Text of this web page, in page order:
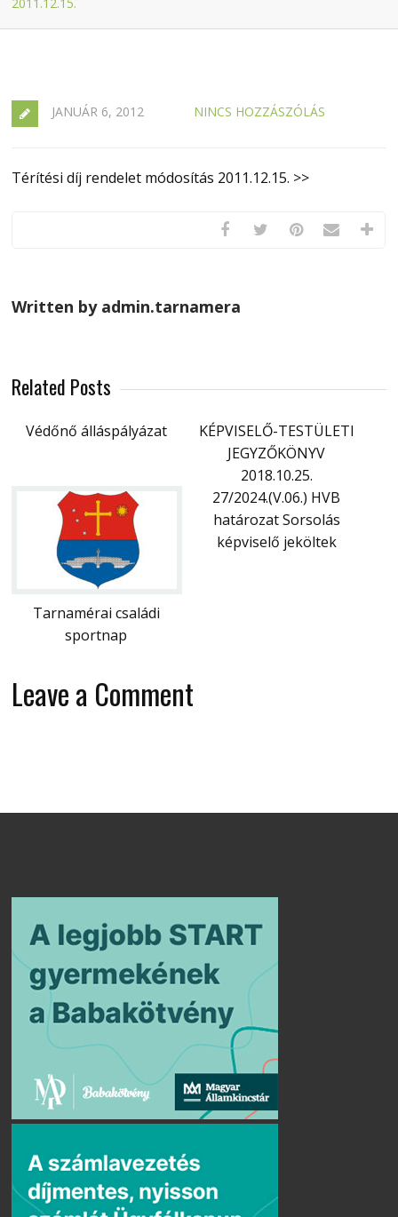
JANUÁR 6, 2012 NINCS HOZZÁSZÓLÁS
Térítési díj rendelet módosítás 2011.12.15. >>
Written by admin.tarnamera
Related Posts
Védőnő álláspályázat
KÉPVISELŐ-TESTÜLETI
JEGYZŐKÖNYV
2018.10.25.
Tarnamérai családi
sportnap
27/2024.(V.06.) HVB
határozat Sorsolás
képviselő jeköltek
Leave a Comment